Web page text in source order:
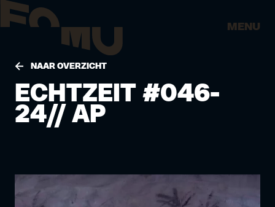
MENU
NAAR OVERZICHT
ECHTZEIT #046-
24// AP